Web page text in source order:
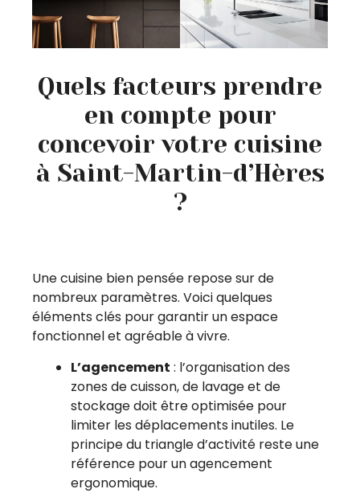
Quels facteurs prendre
en compte pour
concevoir votre cuisine
à Saint-Martin-d’Hères
?
Une cuisine bien pensée repose sur de
nombreux paramètres. Voici quelques
éléments clés pour garantir un espace
fonctionnel et agréable à vivre.
L’agencement : l’organisation des
zones de cuisson, de lavage et de
stockage doit être optimisée pour
limiter les déplacements inutiles. Le
principe du triangle d’activité reste une
référence pour un agencement
ergonomique.